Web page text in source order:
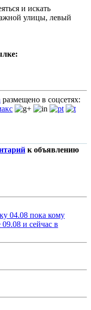
и искать
улицы, левый
размещено в соцсетях:
к объявлению
04.08 пока кому
и сейчас в